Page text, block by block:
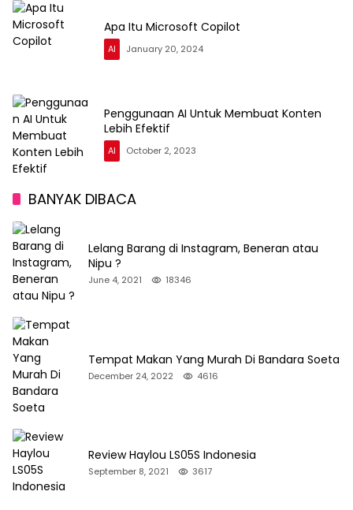
Apa Itu Microsoft Copilot
AI January 20, 2024
Penggunaan AI Untuk Membuat Konten
Lebih Efektif
AI October 2, 2023
BANYAK DIBACA
Lelang Barang di Instagram, Beneran atau
Nipu ?
June 4, 2021 18346
Tempat Makan Yang Murah Di Bandara Soeta
December 24, 2022 4616
Review Haylou LS05S Indonesia
September 8, 2021 3617